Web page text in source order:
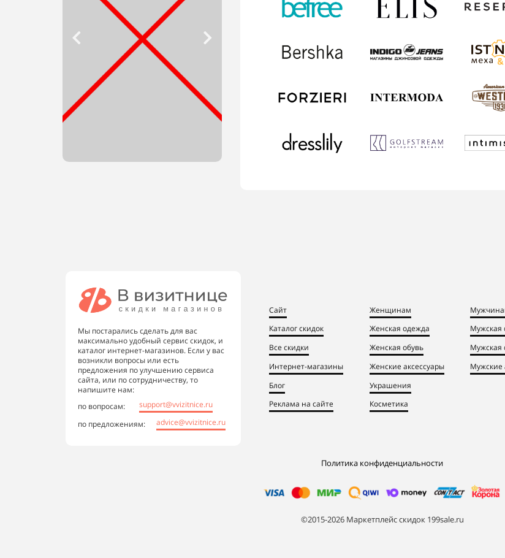
Мы постарались сделать для вас
максимально удобный сервис скидок, и
каталог интернет-магазинов. Если у вас
возникли вопросы или есть
предложения по улучшению сервиса
сайта, или по сотрудничеству, то
напишите нам:
по вопросам:
support@vvizitnice.ru
по предложениям:
advice@vvizitnice.ru
Сайт
Каталог скидок
Все скидки
Интернет-магазины
Блог
Реклама на сайте
Женщинам
Женская одежда
Женская обувь
Женские аксессуары
Украшения
Косметика
Мужская
Мужская
Мужские
Политика конфиденциальности
©2015-2026 Маркетплейс скидок 199sale.ru